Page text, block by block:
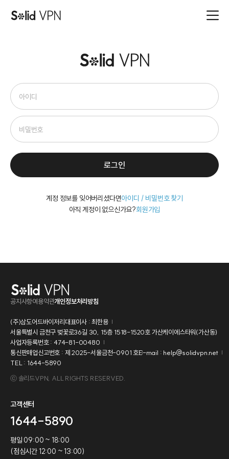
로그인
계정 정보를 잊어버리셨다면아이디 / 비밀번호 찾기
아직 계정이 없으신가요?회원가입
공지사항이용약관개인정보처리방침
(주)삼도어드바이저리대표이사 : 최한용
서울특별시 금천구 벚꽃로36길 30, 15층 1518-1520호 가산케이에스타워(가산동)
사업자등록번호 : 474-81-00480
통신판매업신고번호 : 제 2025-서울금천-0901 호E-mail : help@solidvpn.net
TEL : 1644-5890
ⓒ 솔리드VPN, ALL RIGHTS RESERVED.
고객센터
1644-5890
평일 09:00 ~ 18:00
(점심시간 12:00 ~ 13:00)